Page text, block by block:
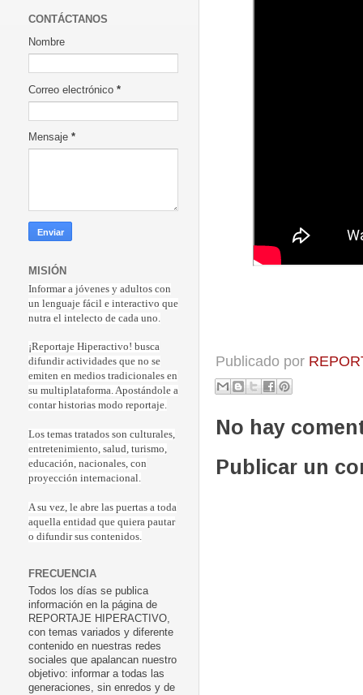
Publicado por
No hay
Publicar un
CONTÁCTANOS
Nombre
Correo electrónico *
Mensaje *
MISIÓN
Informar a jóvenes y adultos con
un lenguaje fácil e interactivo que
nutra el intelecto de cada uno.
¡Reportaje Hiperactivo! busca
difundir actividades que no se
emiten en medios tradicionales en
su multiplataforma. Apostándole a
contar historias modo reportaje.
Los temas tratados son culturales,
entretenimiento, salud, turismo,
educación, nacionales, con
proyección internacional.
A su vez, le abre las puertas a toda
aquella entidad que quiera pautar
o difundir sus contenidos.
FRECUENCIA
Todos los días se publica
información en la página de
REPORTAJE HIPERACTIVO,
con temas variados y diferente
contenido en nuestras redes
sociales que apalancan nuestro
objetivo: informar a todas las
generaciones, sin enredos y de